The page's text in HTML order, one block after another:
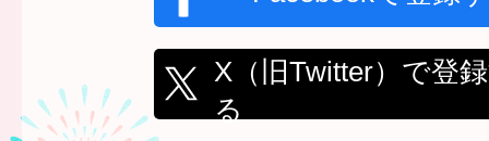
X（旧Twitter）で登
る